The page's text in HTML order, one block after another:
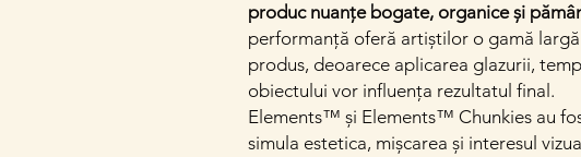
produc nuanțe bogate, organice și
performanță oferă artiștilor o gamă
produs, deoarece aplicarea glazurii,
obiectului vor influența rezultatul final.
Elements™ și Elements™ Chunkies au
simula estetica, mișcarea și interesul